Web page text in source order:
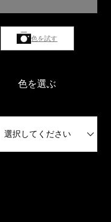
色を試す
色を選ぶ
選択してください